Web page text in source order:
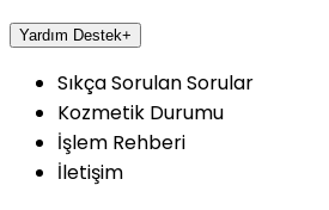
Yardım Destek+
Sıkça Sorulan Sorular
Kozmetik Durumu
İşlem Rehberi
İletişim